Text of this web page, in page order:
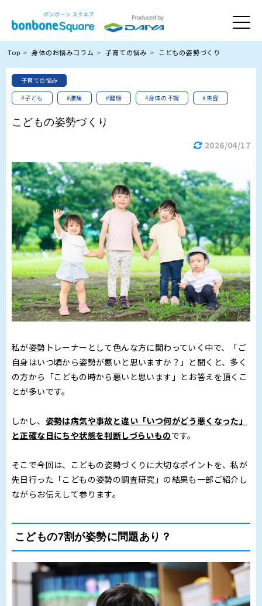
Top 身体のお悩みコラム 子育ての悩み こどもの姿勢づくり
子育ての悩み
#子ども
#腰痛 #健康 #身体の不調 #美容
こどもの姿勢づくり
2026/04/17
私が姿勢トレーナーとして色んな方に関わっていく中で、「ご
自身はいつ頃から姿勢が悪いと思いますか？」と聞くと、多く
の方から「こどもの時から悪いと思います」とお答えを頂くこ
とが多いです。
しかし、 姿勢は病気や事故と違い「いつ何がどう悪くなった」
と正確な日にちや状態を判断しづらいものです。
そこで今回は、こどもの姿勢づくりに大切なポイントを、私が
先日行った「こどもの姿勢の調査研究」の結果も一部ご紹介し
ながらお伝えして参ります。
こどもの7割が姿勢に問題あり？